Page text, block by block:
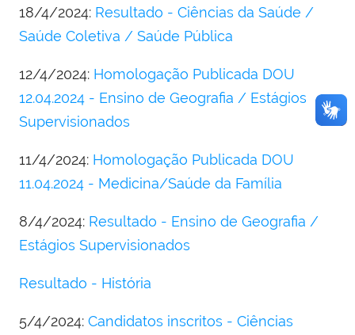
18/4/2024: Resultado - Ciências da Saúde /
Saúde Coletiva / Saúde Pública
12/4/2024: Homologação Publicada DOU
12.04.2024 - Ensino de Geografia / Estágios
Supervisionados
11/4/2024: Homologação Publicada DOU
11.04.2024 - Medicina/Saúde da Família
8/4/2024: Resultado - Ensino de Geografia /
Estágios Supervisionados
Resultado - História
5/4/2024: Candidatos inscritos - Ciências